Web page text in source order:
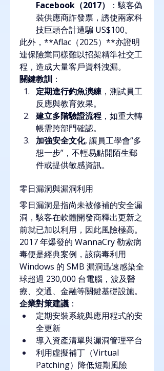
Facebook（2017）
：駭客偽
裝供應商詐發票，誘使兩家科
技巨頭合計遭騙 US$100。
此外，**Aflac（2025）**亦證明
連保險業同樣難以招架精準社交工
程，造成大量客戶資料洩漏。
關鍵教訓 ：
定期進行釣魚演練，測試員工
反應與教育效果。
建立多階驗證流程 ，如重大轉
帳需跨部門確認。
加強安全文化, 讓員工學會“多
想一步”，不輕易點開陌生郵
件或提供敏感資訊。
零日漏洞與漏洞利用
零日漏洞是指尚未被修補的安全漏
洞，駭客在軟體開發商釋出更新之
前就已加以利用，因此風險極高。
2017 年爆發的 WannaCry 勒索病
毒便是經典案例，該病毒利用
Windows 的 SMB 漏洞迅速感染全
球超過 230,000 台電腦，波及醫
療、交通、金融等關鍵基礎設施。
企業對策建議 ：
定期安裝系統與應用程式的安
全更新
導入資產清單與漏洞管理平台
利用虛擬補丁（Virtual
Patching）降低短期風險